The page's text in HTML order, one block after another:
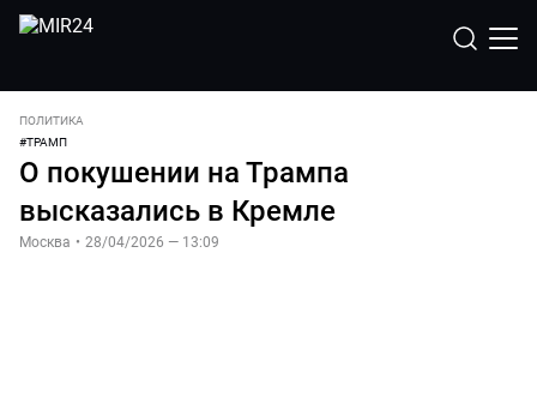
ПОЛИТИКА
#ТРАМП
О покушении на Трампа
высказались в Кремле
Москва • 28/04/2026 — 13:09